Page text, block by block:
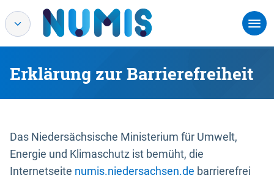
Erklärung zur Barrierefreiheit
Das Niedersächsische Ministerium für Umwelt,
Energie und Klimaschutz ist bemüht, die
Internetseite numis.niedersachsen.de barrierefrei